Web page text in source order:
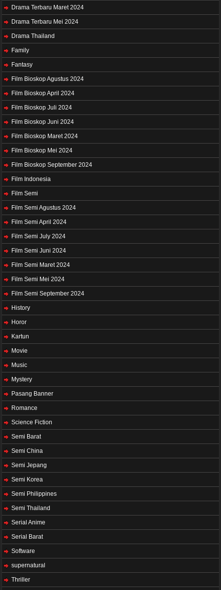
Drama Terbaru Maret 2024
Drama Terbaru Mei 2024
Drama Thailand
Family
Fantasy
Film Bioskop Agustus 2024
Film Bioskop April 2024
Film Bioskop Juli 2024
Film Bioskop Juni 2024
Film Bioskop Maret 2024
Film Bioskop Mei 2024
Film Bioskop September 2024
Film Indonesia
Film Semi
Film Semi Agustus 2024
Film Semi April 2024
Film Semi July 2024
Film Semi Juni 2024
Film Semi Maret 2024
Film Semi Mei 2024
Film Semi September 2024
History
Horor
Kartun
Movie
Music
Mystery
Pasang Banner
Romance
Science Fiction
Semi Barat
Semi China
Semi Jepang
Semi Korea
Semi Philippines
Semi Thailand
Serial Anime
Serial Barat
Software
supernatural
Thriller